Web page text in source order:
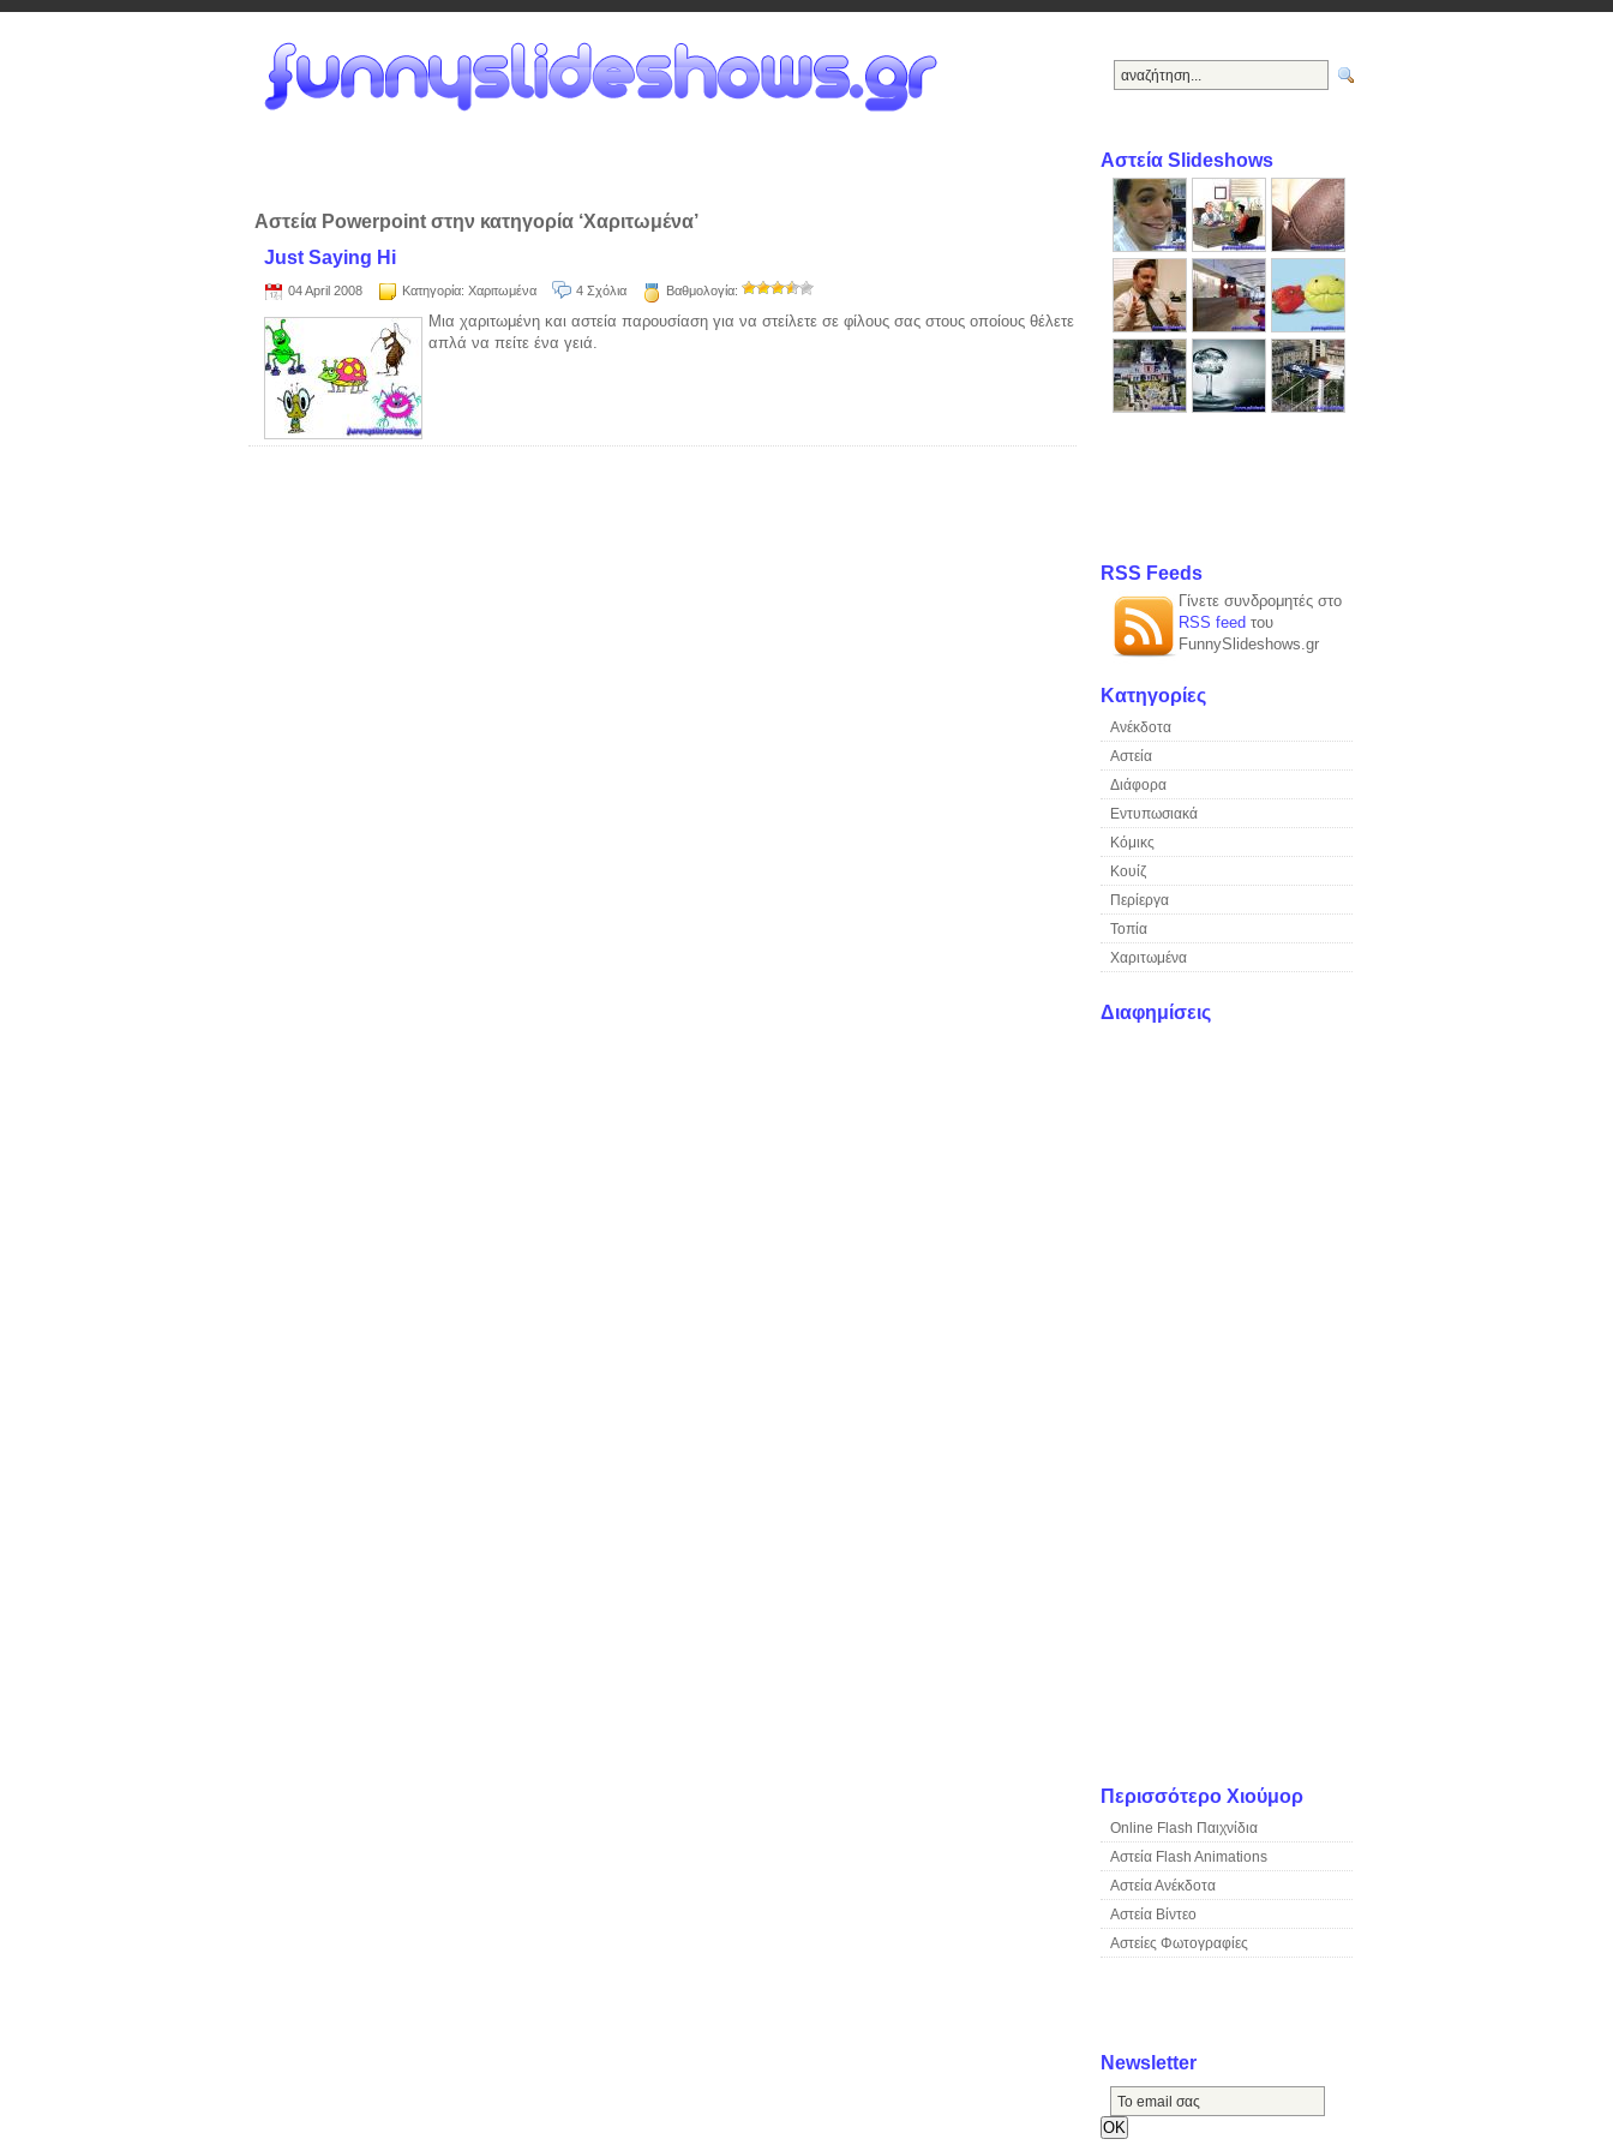
Αστεία Powerpoint στην κατηγορία ‘Χαριτωμένα’
Just Saying Hi
04 April 2008 Κατηγορία: Χαριτωμένα 4 Σχόλια Βαθμολογία:
Μια χαριτωμένη και αστεία παρουσίαση για να στείλετε σε φίλους σας στους οποίους θέλετε
απλά να πείτε ένα γειά.
Αστεία Slideshows
RSS Feeds
Γίνετε συνδρομητές στο
RSS feed του
FunnySlideshows.gr
Κατηγορίες
Ανέκδοτα
Αστεία
Διάφορα
Εντυπωσιακά
Κόμικς
Κουίζ
Περίεργα
Τοπία
Χαριτωμένα
Διαφημίσεις
Περισσότερο Χιούμορ
Online Flash Παιχνίδια
Αστεία Flash Animations
Αστεία Ανέκδοτα
Αστεία Βίντεο
Αστείες Φωτογραφίες
Newsletter